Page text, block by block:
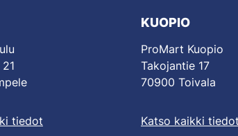
tiedot
KUOPIO
ProMart Kuopio
Takojantie 17
70900 Toivala
Katso kaikki tiedot